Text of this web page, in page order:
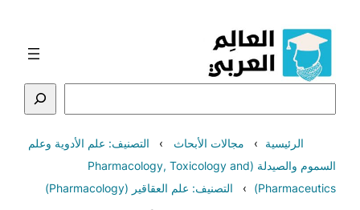
المحتوى
الرئيسية مجالات الأبحاث
التصنيف: علم الأدوية وعلم
السموم والصيدلة (Pharmacology, Toxicology and
Pharmaceutics)
التصنيف: علم العقاقير (Pharmacology)